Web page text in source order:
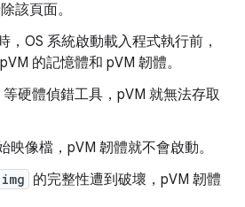
該頁面。
，OS 系統啟動載入程式執行前，
的記憶體和 pVM 韌體。
等硬體偵錯工具，pVM 就無法存取
映像檔，pVM 韌體就不會啟動。
的完整性遭到破壞，pVM 韌體